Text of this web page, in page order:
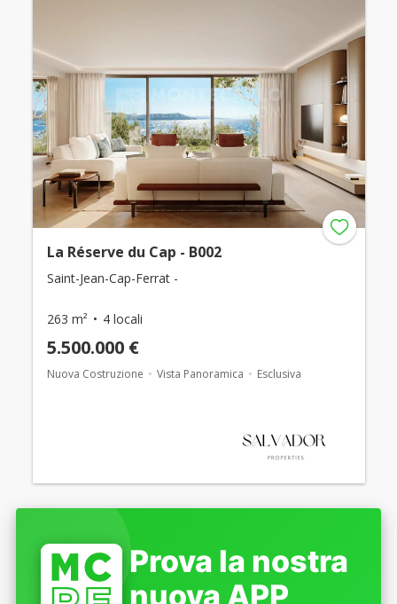
La Réserve du Cap - B002
Saint-Jean-Cap-Ferrat -
263 m² 4 locali
5.500.000 €
Nuova Costruzione Vista Panoramica Esclusiva
Prova la nostra
nuova APP